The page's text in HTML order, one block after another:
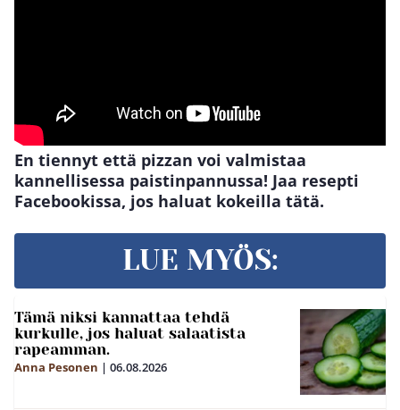
En tiennyt että pizzan voi valmistaa
kannellisessa paistinpannussa! Jaa resepti
Facebookissa, jos haluat kokeilla tätä.
LUE MYÖS:
Tämä niksi kannattaa tehdä
kurkulle, jos haluat salaatista
rapeamman.
Anna Pesonen | 06.08.2026